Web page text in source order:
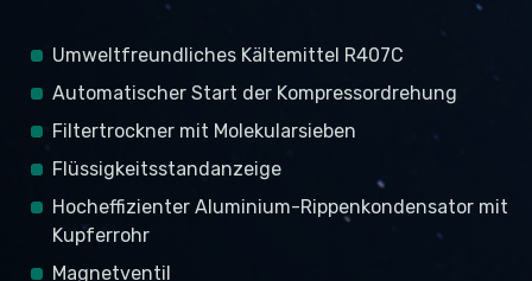
Umweltfreundliches Kältemittel R407C
Automatischer Start der Kompressordrehung
Filtertrockner mit Molekularsieben
Flüssigkeitsstandanzeige
Hocheffizienter Aluminium-Rippenkondensator mit
Kupferrohr
Magnetventil